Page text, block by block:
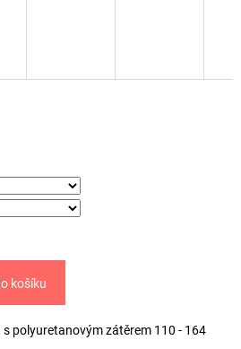
košíku
polyuretanovým zátěrem 110 - 164